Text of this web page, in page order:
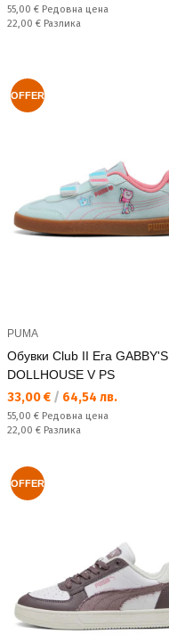
Редовна цена:
55,00 € Редовна цена
Спестявате:
22,00 € Разлика
OFFER
PUMA
Обувки Club II Era GABBY'S
DOLLHOUSE V PS
Текуща цена:
33,00 € / 64,54 лв.
Редовна цена:
55,00 € Редовна цена
Спестявате:
22,00 € Разлика
OFFER